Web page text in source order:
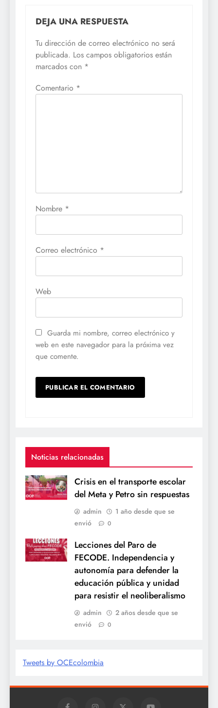
DEJA UNA RESPUESTA
Tu dirección de correo electrónico no será
publicada. Los campos obligatorios están
marcados con *
Comentario *
Nombre *
Correo electrónico *
Web
Guarda mi nombre, correo electrónico y
web en este navegador para la próxima vez
que comente.
Noticias relacionadas
Crisis en el transporte escolar
del Meta y Petro sin respuestas
admin
1 año desde que se
envió
0
Lecciones del Paro de
FECODE. Independencia y
autonomía para defender la
educación pública y unidad
para resistir el neoliberalismo
admin
2 años desde que se
envió
0
Tweets by OCEcolombia